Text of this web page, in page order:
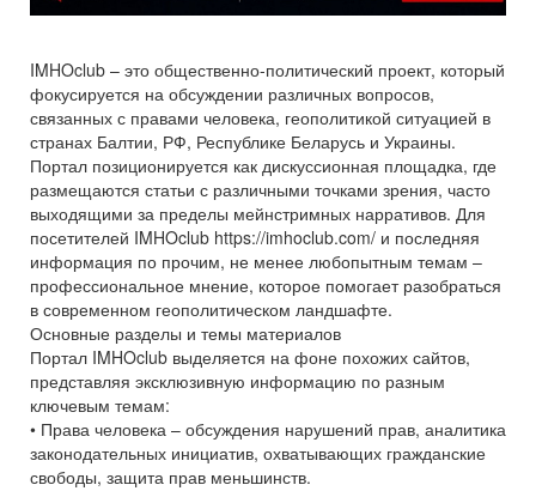
IMHOclub – это общественно-политический проект, который
фокусируется на обсуждении различных вопросов,
связанных с правами человека, геополитикой ситуацией в
странах Балтии, РФ, Республике Беларусь и Украины.
Портал позиционируется как дискуссионная площадка, где
размещаются статьи с различными точками зрения, часто
выходящими за пределы мейнстримных нарративов. Для
посетителей IMHOclub https://imhoclub.com/ и последняя
информация по прочим, не менее любопытным темам –
профессиональное мнение, которое помогает разобраться
в современном геополитическом ландшафте.
Основные разделы и темы материалов
Портал IMHOclub выделяется на фоне похожих сайтов,
представляя эксклюзивную информацию по разным
ключевым темам:
• Права человека – обсуждения нарушений прав, аналитика
законодательных инициатив, охватывающих гражданские
свободы, защита прав меньшинств.